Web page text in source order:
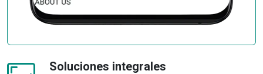
Soluciones integrales